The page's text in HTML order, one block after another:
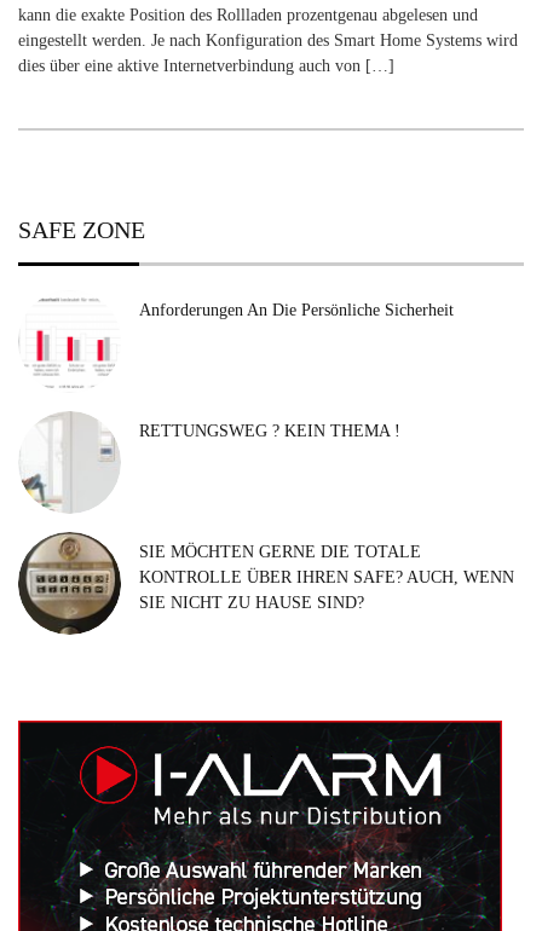
Suchen
nach:
kann die exakte Position des Rollladen prozentgenau abgelesen und
eingestellt werden. Je nach Konfiguration des Smart Home Systems wird
dies über eine aktive Internetverbindung auch von […]
SAFE ZONE
Anforderungen An Die Persönliche Sicherheit
RETTUNGSWEG ? KEIN THEMA !
SIE MÖCHTEN GERNE DIE TOTALE
KONTROLLE ÜBER IHREN SAFE? AUCH, WENN
SIE NICHT ZU HAUSE SIND?